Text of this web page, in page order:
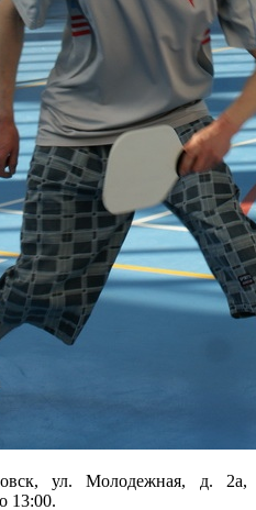
ул. Молодежная, д. 2а,
13:00.